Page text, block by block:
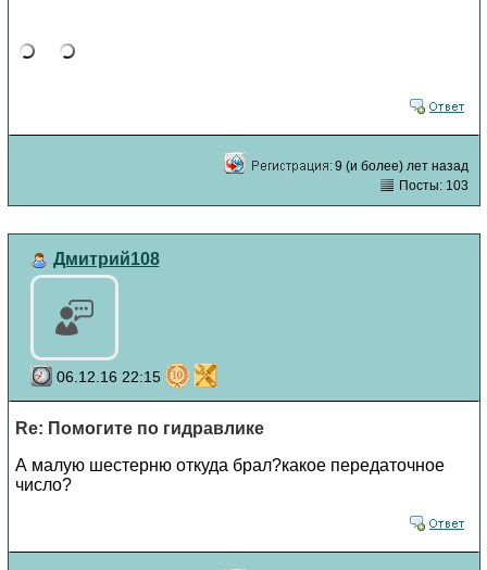
9 (и более) лет назад
Посты: 103
Дмитрий108
06.12.16 22:15
Re: Помогите по гидравлике
А малую шестерню откуда брал?какое передаточное
число?